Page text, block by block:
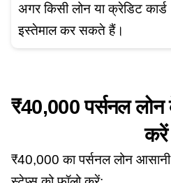
अगर किसी लोन या क्रेडिट
इस्तेमाल कर सकते हैं।
₹40,000 पर्सनल
करें
₹40,000 का पर्सनल लोन